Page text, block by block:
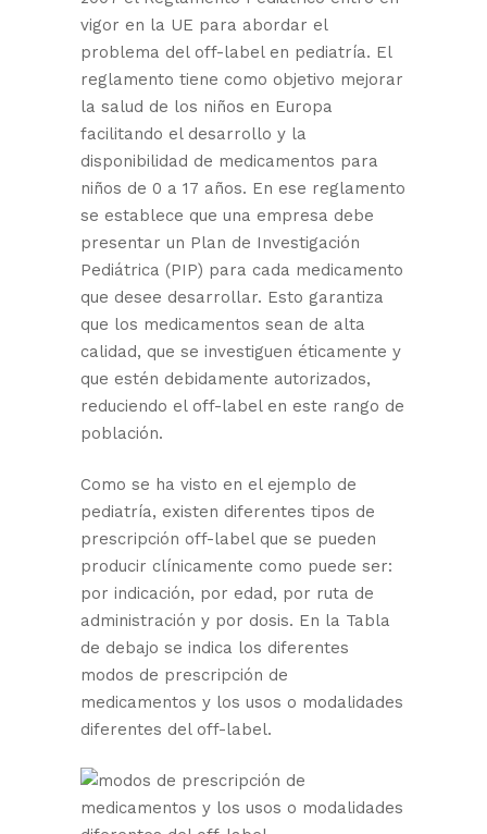
vigor en la UE para abordar el
problema del off-label en pediatría. El
reglamento tiene como objetivo mejorar
la salud de los niños en Europa
facilitando el desarrollo y la
disponibilidad de medicamentos para
niños de 0 a 17 años. En ese reglamento
se establece que una empresa debe
presentar un Plan de Investigación
Pediátrica (PIP) para cada medicamento
que desee desarrollar. Esto garantiza
que los medicamentos sean de alta
calidad, que se investiguen éticamente y
que estén debidamente autorizados,
reduciendo el off-label en este rango de
población.
Como se ha visto en el ejemplo de
pediatría, existen diferentes tipos de
prescripción off-label que se pueden
producir clínicamente como puede ser:
por indicación, por edad, por ruta de
administración y por dosis. En la Tabla
de debajo se indica los diferentes
modos de prescripción de
medicamentos y los usos o modalidades
diferentes del off-label.